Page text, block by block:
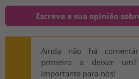
Escreva a sua opinião
Ainda não há
primeiro a deixar
importante para nós!